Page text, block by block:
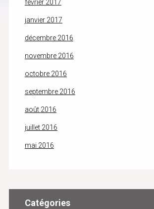
février 2017
janvier 2017
décembre 2016
novembre 2016
octobre 2016
septembre 2016
août 2016
juillet 2016
mai 2016
Catégories